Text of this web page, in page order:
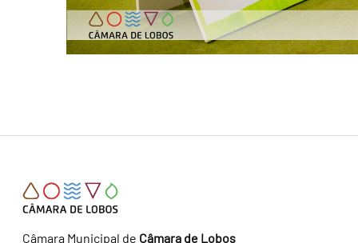
Câmara Municipal de Câmara de Lobos